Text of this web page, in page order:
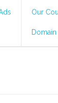
Our